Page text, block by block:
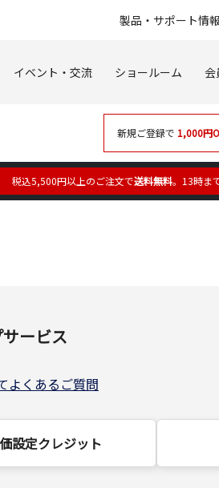
製品・サポート情報
イベント・交流 ショールーム 会
新規ご登録で 1,000円
税込5,500円以上のご注文で送料無料。13時ま
ービス
よくあるご質問
設定クレジット